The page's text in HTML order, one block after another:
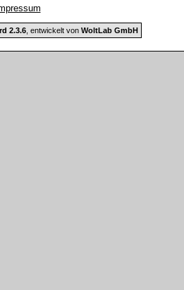
2.3.6, entwickelt von WoltLab GmbH